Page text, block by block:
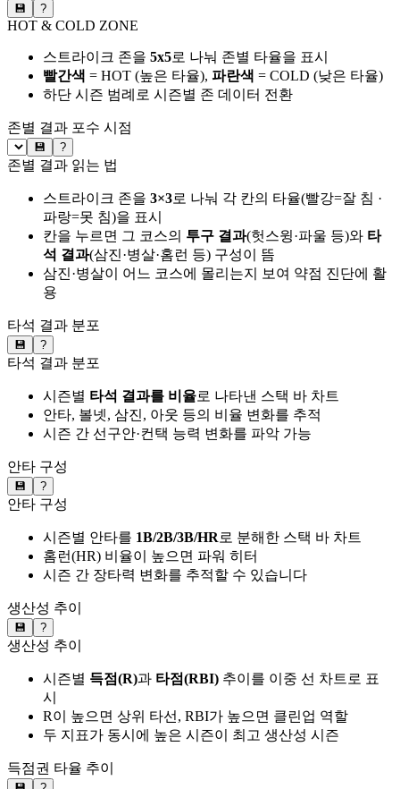
💾 ?
HOT & COLD ZONE
스트라이크 존을 5x5로 나눠 존별 타율을 표시
빨간색 = HOT (높은 타율), 파란색 = COLD (낮은 타율)
하단 시즌 범례로 시즌별 존 데이터 전환
존별 결과 포수 시점
💾 ?
존별 결과 읽는 법
스트라이크 존을 3×3로 나눠 각 칸의 타율(빨강=잘 침 ·
파랑=못 침)을 표시
칸을 누르면 그 코스의 투구 결과(헛스윙·파울 등)와 타
석 결과(삼진·병살·홈런 등) 구성이 뜸
삼진·병살이 어느 코스에 몰리는지 보여 약점 진단에 활
용
타석 결과 분포
💾 ?
타석 결과 분포
시즌별 타석 결과를 비율로 나타낸 스택 바 차트
안타, 볼넷, 삼진, 아웃 등의 비율 변화를 추적
시즌 간 선구안·컨택 능력 변화를 파악 가능
안타 구성
💾 ?
안타 구성
시즌별 안타를 1B/2B/3B/HR로 분해한 스택 바 차트
홈런(HR) 비율이 높으면 파워 히터
시즌 간 장타력 변화를 추적할 수 있습니다
생산성 추이
💾 ?
생산성 추이
시즌별 득점(R)과 타점(RBI) 추이를 이중 선 차트로 표
시
R이 높으면 상위 타선, RBI가 높으면 클린업 역할
두 지표가 동시에 높은 시즌이 최고 생산성 시즌
득점권 타율 추이